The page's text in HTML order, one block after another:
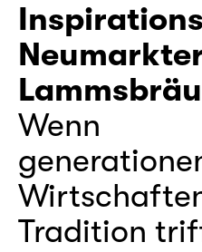
Lammsbräu
Wenn
Tradition